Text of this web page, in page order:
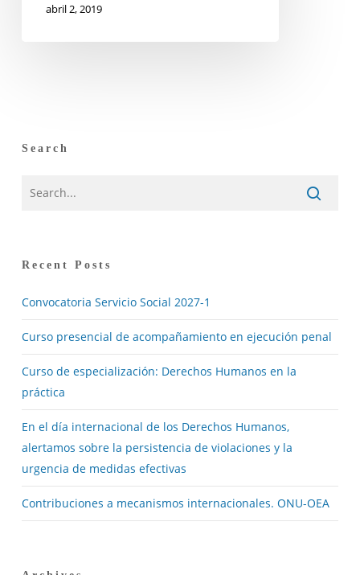
abril 2, 2019
Search
Recent Posts
Convocatoria Servicio Social 2027-1
Curso presencial de acompañamiento en ejecución penal
Curso de especialización: Derechos Humanos en la
práctica
En el día internacional de los Derechos Humanos,
alertamos sobre la persistencia de violaciones y la
urgencia de medidas efectivas
Contribuciones a mecanismos internacionales. ONU-OEA